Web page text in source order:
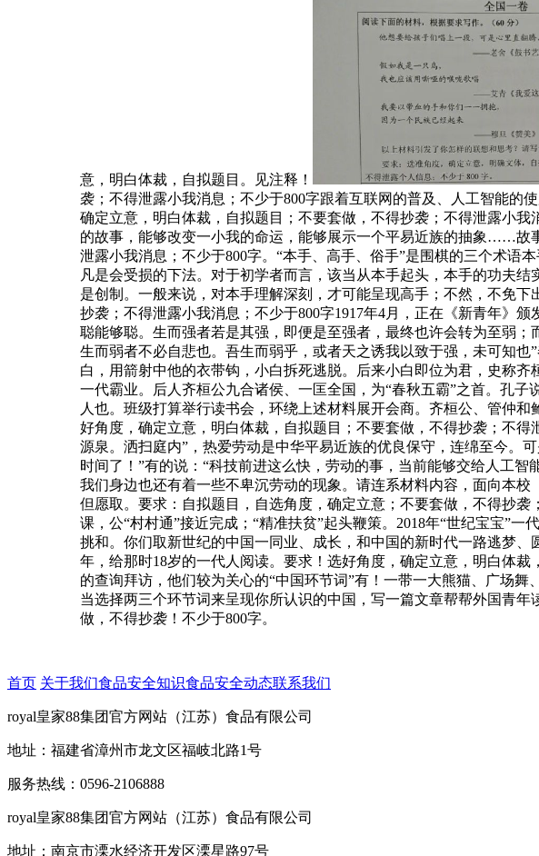
意，明白体裁，自拟题目。见注释！
袭；不得泄露小我消息；不少于800字跟着互联网的普及、人工智能的
确定立意，明白体裁，自拟题目；不要套做，不得抄袭；不得泄露小
的故事，能够改变一小我的命运，能够展示一个平易近族的抽象……故
泄露小我消息；不少于800字。“本手、高手、俗手”是围棋的三个术语
凡是会受损的下法。对于初学者而言，该当从本手起头，本手的功夫
是创制。一般来说，对本手理解深刻，才可能呈现高手；不然，不免
抄袭；不得泄露小我消息；不少于800字1917年4月，正在《新青年》
聪能够聪。生而强者若是其强，即便是至强者，最终也许会转为至弱
生而弱者不必自悲也。吾生而弱乎，或者天之诱我以致于强，未可知
白，用箭射中他的衣带钩，小白拆死逃脱。后来小白即位为君，史称
一代霸业。后人齐桓公九合诸侯、一匡全国，为“春秋五霸”之首。孔
人也。班级打算举行读书会，环绕上述材料展开会商。齐桓公、管仲
好角度，确定立意，明白体裁，自拟题目；不要套做，不得抄袭；不
源泉。洒扫庭内”，热爱劳动是中华平易近族的优良保守，连绵至今。
时间了！”有的说：“科技前进这么快，劳动的事，当前能够交给人工
我们身边也还有着一些不卑沉劳动的现象。请连系材料内容，面向本
但愿取。要求：自拟题目，自选角度，确定立意；不要套做，不得抄袭
课，公“村村通”接近完成；“精准扶贫”起头鞭策。2018年“世纪宝宝”
挑和。你们取新世纪的中国一同业、成长，和中国的新时代一路逃梦
年，给那时18岁的一代人阅读。要求！选好角度，确定立意，明白体
的查询拜访，他们较为关心的“中国环节词”有！一带一大熊猫、广场
当选择两三个环节词来呈现你所认识的中国，写一篇文章帮帮外国青
做，不得抄袭！不少于800字。
首页 关于我们食品安全知识食品安全动态联系我们
royal皇家88集团官方网站（江苏）食品有限公司
地址：福建省漳州市龙文区福岐北路1号
服务热线：0596-2106888
royal皇家88集团官方网站（江苏）食品有限公司
地址：南京市溧水经济开发区溧星路97号